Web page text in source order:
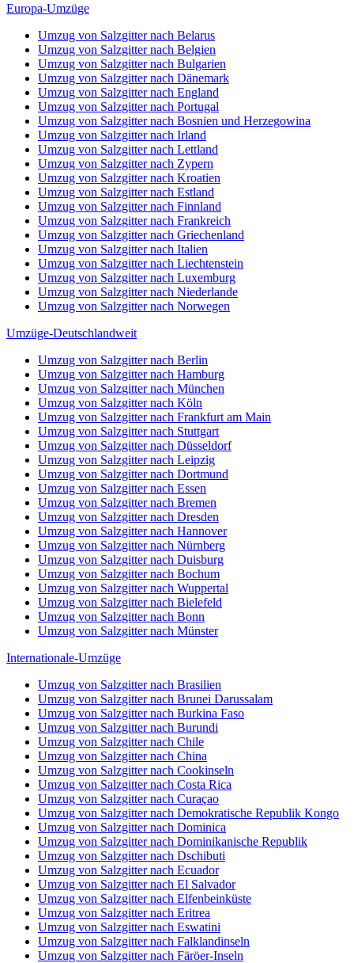
Europa-Umzüge
Umzug von Salzgitter nach Belarus
Umzug von Salzgitter nach Belgien
Umzug von Salzgitter nach Bulgarien
Umzug von Salzgitter nach Dänemark
Umzug von Salzgitter nach England
Umzug von Salzgitter nach Portugal
Umzug von Salzgitter nach Bosnien und Herzegowina
Umzug von Salzgitter nach Irland
Umzug von Salzgitter nach Lettland
Umzug von Salzgitter nach Zypern
Umzug von Salzgitter nach Kroatien
Umzug von Salzgitter nach Estland
Umzug von Salzgitter nach Finnland
Umzug von Salzgitter nach Frankreich
Umzug von Salzgitter nach Griechenland
Umzug von Salzgitter nach Italien
Umzug von Salzgitter nach Liechtenstein
Umzug von Salzgitter nach Luxemburg
Umzug von Salzgitter nach Niederlande
Umzug von Salzgitter nach Norwegen
Umzüge-Deutschlandweit
Umzug von Salzgitter nach Berlin
Umzug von Salzgitter nach Hamburg
Umzug von Salzgitter nach München
Umzug von Salzgitter nach Köln
Umzug von Salzgitter nach Frankfurt am Main
Umzug von Salzgitter nach Stuttgart
Umzug von Salzgitter nach Düsseldorf
Umzug von Salzgitter nach Leipzig
Umzug von Salzgitter nach Dortmund
Umzug von Salzgitter nach Essen
Umzug von Salzgitter nach Bremen
Umzug von Salzgitter nach Dresden
Umzug von Salzgitter nach Hannover
Umzug von Salzgitter nach Nürnberg
Umzug von Salzgitter nach Duisburg
Umzug von Salzgitter nach Bochum
Umzug von Salzgitter nach Wuppertal
Umzug von Salzgitter nach Bielefeld
Umzug von Salzgitter nach Bonn
Umzug von Salzgitter nach Münster
Internationale-Umzüge
Umzug von Salzgitter nach Brasilien
Umzug von Salzgitter nach Brunei Darussalam
Umzug von Salzgitter nach Burkina Faso
Umzug von Salzgitter nach Burundi
Umzug von Salzgitter nach Chile
Umzug von Salzgitter nach China
Umzug von Salzgitter nach Cookinseln
Umzug von Salzgitter nach Costa Rica
Umzug von Salzgitter nach Curaçao
Umzug von Salzgitter nach Demokratische Republik Kongo
Umzug von Salzgitter nach Dominica
Umzug von Salzgitter nach Dominikanische Republik
Umzug von Salzgitter nach Dschibuti
Umzug von Salzgitter nach Ecuador
Umzug von Salzgitter nach El Salvador
Umzug von Salzgitter nach Elfenbeinküste
Umzug von Salzgitter nach Eritrea
Umzug von Salzgitter nach Eswatini
Umzug von Salzgitter nach Falklandinseln
Umzug von Salzgitter nach Färöer-Inseln